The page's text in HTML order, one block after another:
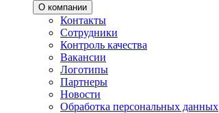
О компании
Контакты
Сотрудники
Контроль качества
Вакансии
Логотипы
Партнеры
Новости
Обработка персональных данных